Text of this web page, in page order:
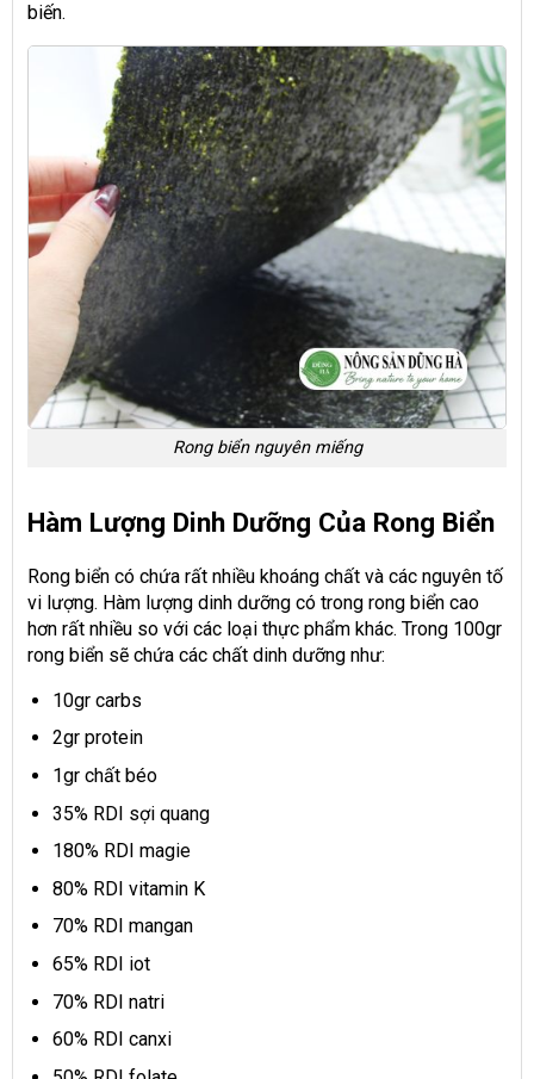
biến.
Rong biển nguyên miếng
Hàm Lượng Dinh Dưỡng Của Rong Biển
Rong biển có chứa rất nhiều khoáng chất và các nguyên tố
vi lượng. Hàm lượng dinh dưỡng có trong rong biển cao
hơn rất nhiều so với các loại thực phẩm khác. Trong 100gr
rong biển sẽ chứa các chất dinh dưỡng như:
10gr carbs
2gr protein
1gr chất béo
35% RDI sợi quang
180% RDI magie
80% RDI vitamin K
70% RDI mangan
65% RDI iot
70% RDI natri
60% RDI canxi